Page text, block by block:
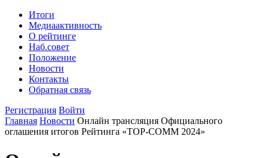
Итоги
Медиаактивность
О рейтинге
Наб.совет
Положение
Новости
Контакты
Обратная связь
Регистрация Войти
Главная Новости Онлайн трансляция Официального
оглашения итогов Рейтинга «TOP-COMM 2024»